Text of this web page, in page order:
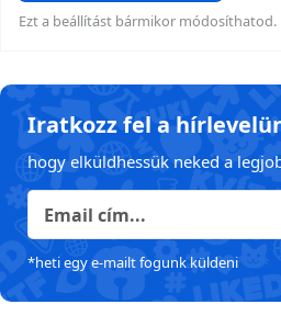
Ezt a beállítást bármikor módosíthatod.
Iratkozz fel a
hogy elküldhessük neked a
*heti egy e-mailt fogunk küldeni